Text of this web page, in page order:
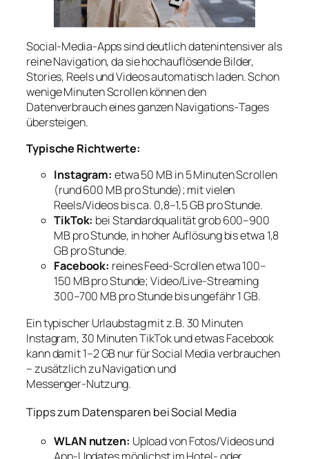
Social-Media-Apps sind deutlich datenintensiver als
reine Navigation, da sie hochauflösende Bilder,
Stories, Reels und Videos automatisch laden. Schon
wenige Minuten Scrollen können den
Datenverbrauch eines ganzen Navigations‑Tages
übersteigen.
Typische Richtwerte:
Instagram: etwa 50 MB in 5 Minuten Scrollen
(rund 600 MB pro Stunde); mit vielen
Reels/Videos bis ca. 0,8–1,5 GB pro Stunde.
TikTok: bei Standardqualität grob 600–900
MB pro Stunde, in hoher Auflösung bis etwa 1,8
GB pro Stunde.
Facebook: reines Feed‑Scrollen etwa 100–
150 MB pro Stunde; Video/Live‑Streaming
300–700 MB pro Stunde bis ungefähr 1 GB.
Ein typischer Urlaubstag mit z.B. 30 Minuten
Instagram, 30 Minuten TikTok und etwas Facebook
kann damit 1–2 GB nur für Social Media verbrauchen
– zusätzlich zu Navigation und
Messenger‑Nutzung.
Tipps zum Datensparen bei Social Media
WLAN nutzen: Upload von Fotos/Videos und